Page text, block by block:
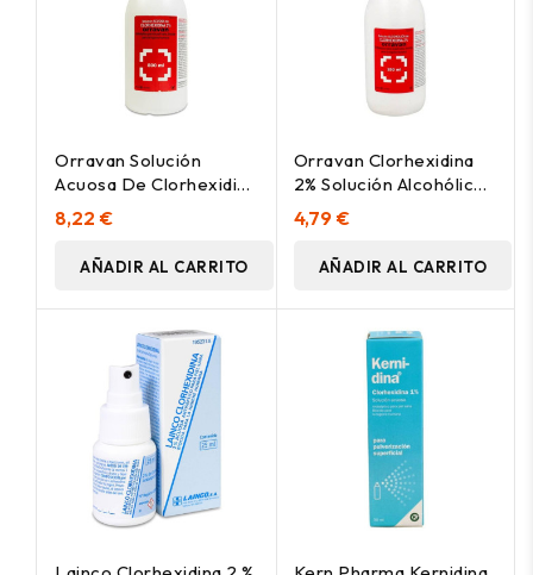
Orravan Solución
Acuosa De Clorhexidina
Al 2%, 500 Ml
8,22 €
AÑADIR AL CARRITO
Orravan Clorhexidina
2% Solución Alcohólica,
250 Ml
4,79 €
AÑADIR AL CARRITO